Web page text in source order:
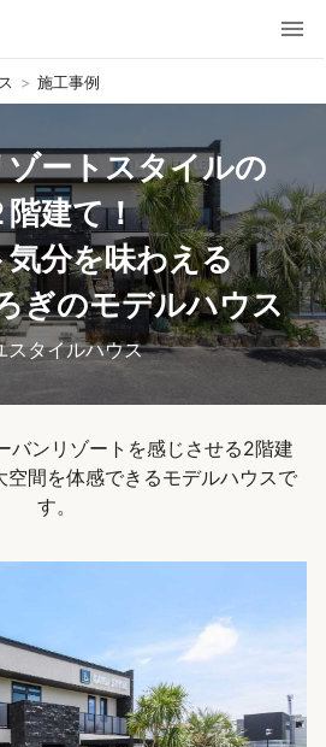
> 施工事例
ートスタイルの
階建て！
分を味わえる
ぎのモデルハウス
スタイルハウス
バンリゾートを感じさせる2階建
空間を体感できるモデルハウスで
す。